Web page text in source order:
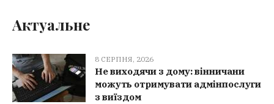
Актуальне
8 СЕРПНЯ, 2026
Не виходячи з дому: вінничани
можуть отримувати адмінпослуги
з виїздом